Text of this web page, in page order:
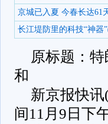
京城已入夏 今春长达61
长江堤防里的科技“神器
原标题：
和
新京报快
间11月9日下